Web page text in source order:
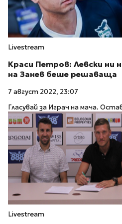
Livestream
Краси Петров: Левски ни
на Занев беше решаваща
7 август 2022, 23:07
Гласувай за Играч на мача.
Livestream